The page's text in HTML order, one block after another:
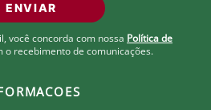
ENVIAR
você concorda com nossa Política de
o recebimento de comunicações.